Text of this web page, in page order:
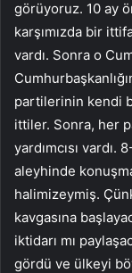
görüyoruz. 10 ay
karşımızda bir
vardı. Sonra o
partilerinin kendi
ittiler. Sonra, her
yardımcısı
aleyhinde
halimizeymiş.
kavgasına
iktidarı mı
gördü ve ülkeyi